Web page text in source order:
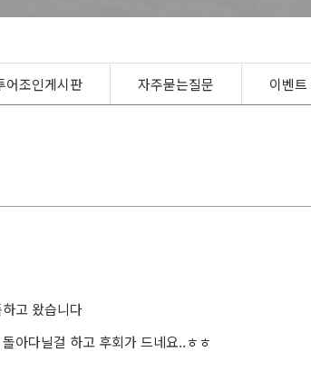
어조인게시판 자주묻는질문 이벤트
고 왔습니다
아다닐걸 하고 후회가 드네요..ㅎㅎ